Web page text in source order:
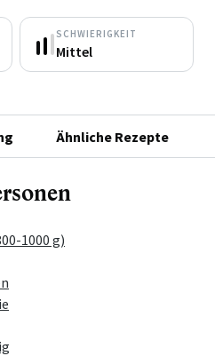
SCHWIERIGKEIT
Mittel
Ähnliche Rezepte
1000 g)